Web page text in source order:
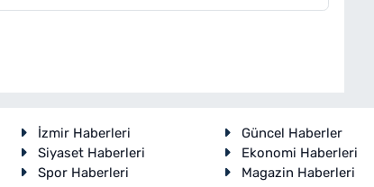
İzmir Haberleri
Güncel Haberler
Siyaset Haberleri
Ekonomi Haberleri
Spor Haberleri
Magazin Haberleri